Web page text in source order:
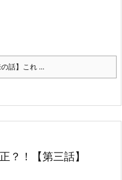
話】これ ...
？！【第三話】